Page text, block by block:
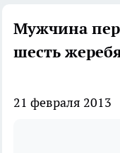
Мужчина
шесть
21 февраля 2013